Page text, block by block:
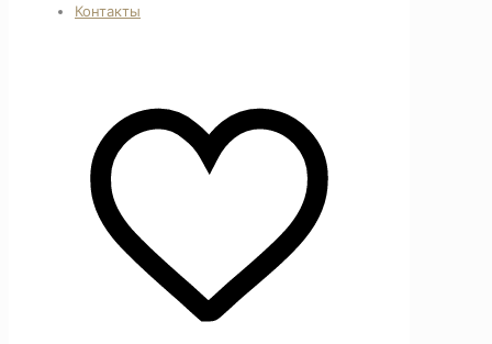
Контакты